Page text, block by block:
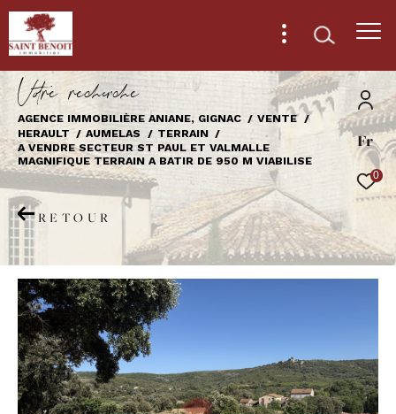
Fr
0
Vore recece
AGENCE IMMOBILIÈRE ANIANE, GIGNAC
VENTE
HERAULT
AUMELAS
TERRAIN
A VENDRE SECTEUR ST PAUL ET VALMALLE
MAGNIFIQUE TERRAIN A BATIR DE 950 M VIABILISE
RETOUR
Effectuer une recherche
et trouver le bien qui correspond à vos
critères
Type
d'offre
Vente
Type
de
bien
Type de bien
Ville